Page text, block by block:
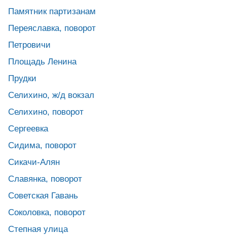
Памятник партизанам
Переяславка, поворот
Петровичи
Площадь Ленина
Прудки
Селихино, ж/д вокзал
Селихино, поворот
Сергеевка
Сидима, поворот
Сикачи-Алян
Славянка, поворот
Советская Гавань
Соколовка, поворот
Степная улица